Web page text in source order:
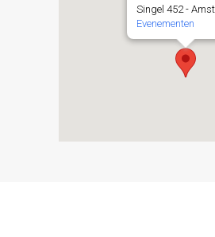
Singel 452 -
Evenementen